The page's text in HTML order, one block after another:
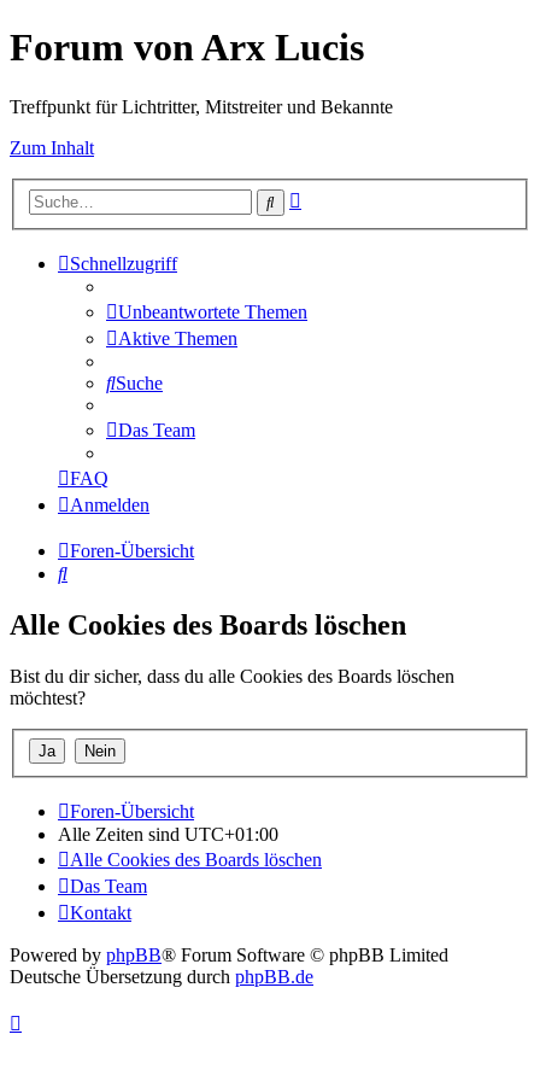
Forum von Arx Lucis
Treffpunkt für Lichtritter, Mitstreiter und Bekannte
Zum Inhalt
Suche
Schnellzugriff
Unbeantwortete Themen
Aktive Themen
Suche
Das Team
FAQ
Anmelden
Foren-Übersicht
Suche
Alle Cookies des Boards löschen
Bist du dir sicher, dass du alle Cookies des Boards löschen
möchtest?
Foren-Übersicht
Alle Zeiten sind UTC+01:00
Alle Cookies des Boards löschen
Das Team
Kontakt
Powered by phpBB® Forum Software © phpBB Limited
Deutsche Übersetzung durch phpBB.de